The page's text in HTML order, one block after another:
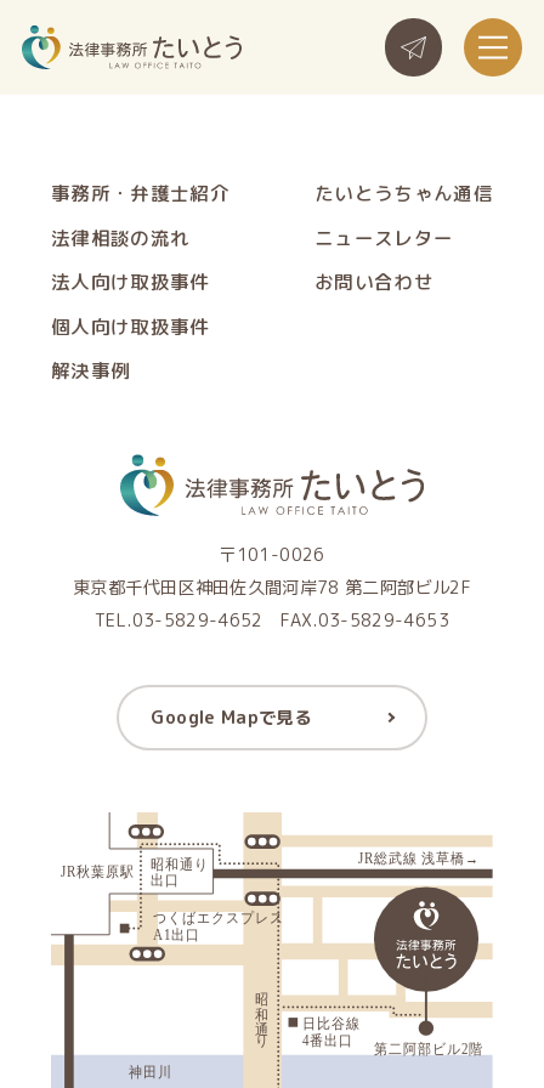
事務所・弁護士紹介
法律相談の流れ
法人向け取扱事件
個人向け取扱事件
解決事例
たいとうちゃん通信
ニュースレター
お問い合わせ
〒101-0026
東京都千代田区神田佐久間河岸78 第二阿部ビル2F
TEL.03-5829-4652 FAX.03-5829-4653
Google Mapで見る